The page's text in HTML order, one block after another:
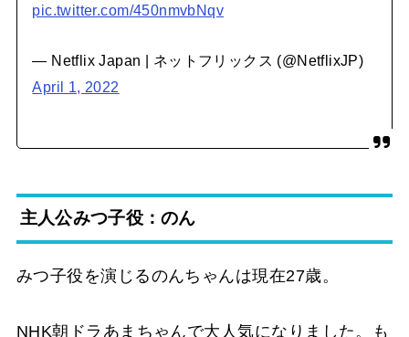
pic.twitter.com/450nmvbNqv
— Netflix Japan | ネットフリックス (@NetflixJP)
April 1, 2022
主人公みつ子役：のん
みつ子役を演じるのんちゃんは現在27歳。
NHK朝ドラあまちゃんで大人気になりました。も